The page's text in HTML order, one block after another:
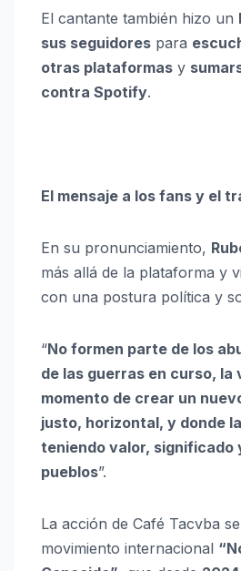
El cantante también hizo un
sus seguidores para
otras plataformas y
contra Spotify.
El mensaje a los fans y el
En su pronunciamiento,
más allá de la plataforma y
con una postura política y
“No formen parte de los
de las guerras en curso, la
momento de crear un
justo, horizontal, y donde
teniendo valor, significado
pueblos”.
La acción de Café Tacvba
movimiento internacional